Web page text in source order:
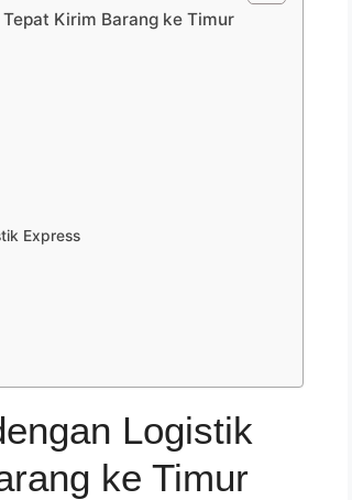
Kirim Barang ke Timur
Express
Logistik
ke Timur